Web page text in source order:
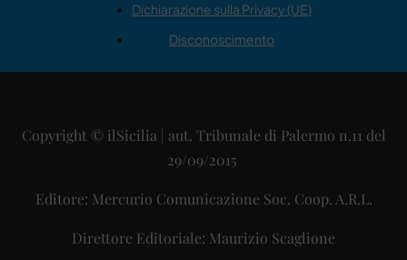
Dichiarazione sulla Privacy (UE)
Disconoscimento
Copyright © ilSicilia | aut. Tribunale di Palermo n.11 del
29/09/2015
Editore: Mercurio Comunicazione Soc. Coop. A.R.L.
Direttore Editoriale: Maurizio Scaglione